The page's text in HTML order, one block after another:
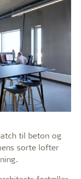
til beton og
sorte lofter